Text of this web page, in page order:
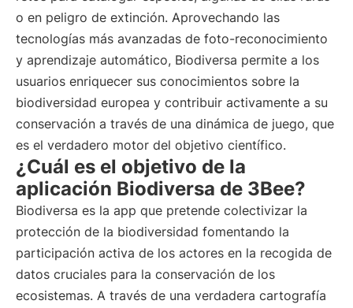
o en peligro de extinción. Aprovechando las
tecnologías más avanzadas de foto-reconocimiento
y aprendizaje automático, Biodiversa permite a los
usuarios enriquecer sus conocimientos sobre la
biodiversidad europea y contribuir activamente a su
conservación a través de una dinámica de juego, que
es el verdadero motor del objetivo científico.
¿Cuál es el objetivo de la
aplicación Biodiversa de 3Bee?
Biodiversa es la app que pretende colectivizar la
protección de la biodiversidad fomentando la
participación activa de los actores en la recogida de
datos cruciales para la conservación de los
ecosistemas. A través de una verdadera cartografía